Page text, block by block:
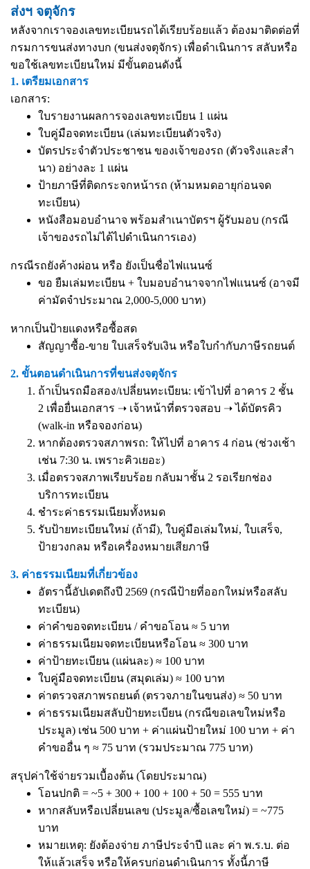
ส่งฯ จตุจักร
หลังจากเราจองเลขทะเบียนรถได้เรียบร้อยแล้ว ต้องมาติดต่อที่
กรมการขนส่งทางบก (ขนส่งจตุจักร) เพื่อดำเนินการ สลับหรือ
ขอใช้เลขทะเบียนใหม่ มีขั้นตอนดังนี้
1. เตรียมเอกสาร
เอกสาร:
ใบรายงานผลการจองเลขทะเบียน 1 แผ่น
ใบคู่มือจดทะเบียน (เล่มทะเบียนตัวจริง)
บัตรประจำตัวประชาชน ของเจ้าของรถ (ตัวจริงและสำ
นา) อย่างละ 1 แผ่น
ป้ายภาษีที่ติดกระจกหน้ารถ (ห้ามหมดอายุก่อนจด
ทะเบียน)
หนังสือมอบอำนาจ พร้อมสำเนาบัตรฯ ผู้รับมอบ (กรณี
เจ้าของรถไม่ได้ไปดำเนินการเอง)
กรณีรถยังค้างผ่อน หรือ ยังเป็นชื่อไฟแนนซ์
ขอ ยืมเล่มทะเบียน + ใบมอบอำนาจจากไฟแนนซ์ (อาจมี
ค่ามัดจำประมาณ 2,000-5,000 บาท)
หากเป็นป้ายแดงหรือซื้อสด
สัญญาซื้อ-ขาย ใบเสร็จรับเงิน หรือใบกำกับภาษีรถยนต์
2. ขั้นตอนดำเนินการที่ขนส่งจตุจักร
ถ้าเป็นรถมือสอง/เปลี่ยนทะเบียน: เข้าไปที่ อาคาร 2 ชั้น
2 เพื่อยื่นเอกสาร ➝ เจ้าหน้าที่ตรวจสอบ ➝ ได้บัตรคิว
(walk-in หรือจองก่อน)
หากต้องตรวจสภาพรถ: ให้ไปที่ อาคาร 4 ก่อน (ช่วงเช้า
เช่น 7:30 น. เพราะคิวเยอะ)
เมื่อตรวจสภาพเรียบร้อย กลับมาชั้น 2 รอเรียกช่อง
บริการทะเบียน
ชำระค่าธรรมเนียมทั้งหมด
รับป้ายทะเบียนใหม่ (ถ้ามี), ใบคู่มือเล่มใหม่, ใบเสร็จ,
ป้ายวงกลม หรือเครื่องหมายเสียภาษี
3. ค่าธรรมเนียมที่เกี่ยวข้อง
อัตรานี้อัปเดตถึงปี 2569 (กรณีป้ายที่ออกใหม่หรือสลับ
ทะเบียน)
ค่าคำขอจดทะเบียน / คำขอโอน ≈ 5 บาท
ค่าธรรมเนียมจดทะเบียนหรือโอน ≈ 300 บาท
ค่าป้ายทะเบียน (แผ่นละ) ≈ 100 บาท
ใบคู่มือจดทะเบียน (สมุดเล่ม) ≈ 100 บาท
ค่าตรวจสภาพรถยนต์ (ตรวจภายในขนส่ง) ≈ 50 บาท
ค่าธรรมเนียมสลับป้ายทะเบียน (กรณีขอเลขใหม่หรือ
ประมูล) เช่น 500 บาท + ค่าแผ่นป้ายใหม่ 100 บาท + ค่า
คำขออื่น ๆ ≈ 75 บาท (รวมประมาณ 775 บาท)
สรุปค่าใช้จ่ายรวมเบื้องต้น (โดยประมาณ)
โอนปกติ = ~5 + 300 + 100 + 100 + 50 = 555 บาท
หากสลับหรือเปลี่ยนเลข (ประมูล/ซื้อเลขใหม่) = ~775
บาท
หมายเหตุ: ยังต้องจ่าย ภาษีประจำปี และ ค่า พ.ร.บ. ต่อ
ให้แล้วเสร็จ หรือให้ครบก่อนดำเนินการ ทั้งนี้ภาษี